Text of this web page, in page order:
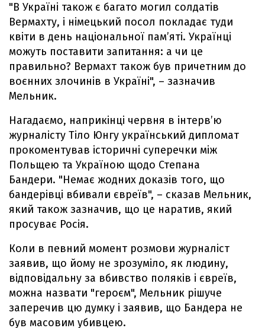
"В Україні також є багато могил солдатів
Вермахту, і німецький посол покладає туди
квіти в день національної пам’яті. Українці
можуть поставити запитання: а чи це
правильно? Вермахт також був причетним до
воєнних злочинів в Україні", – зазначив
Мельник.
Нагадаємо, наприкінці червня в інтерв’ю
журналісту Тіло Юнгу український дипломат
прокоментував історичні суперечки між
Польщею та Україною щодо Степана
Бандери. "Немає жодних доказів того, що
бандерівці вбивали євреїв", – сказав Мельник,
який також зазначив, що це наратив, який
просуває Росія.
Коли в певний момент розмови журналіст
заявив, що йому не зрозуміло, як людину,
відповідальну за вбивство поляків і євреїв,
можна назвати "героєм", Мельник рішуче
заперечив цю думку і заявив, що Бандера не
був масовим убивцею.